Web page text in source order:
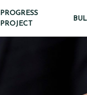
PROGRESS
PROJECT